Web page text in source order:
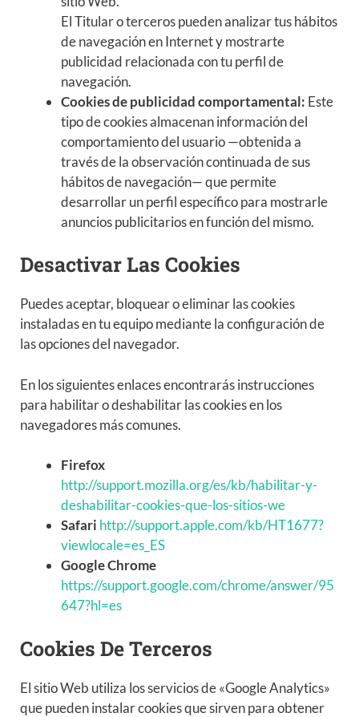
El Titular o terceros pueden analizar tus hábitos
de navegación en Internet y mostrarte
publicidad relacionada con tu perfil de
navegación.
Cookies de publicidad comportamental: Este
tipo de cookies almacenan información del
comportamiento del usuario —obtenida a
través de la observación continuada de sus
hábitos de navegación— que permite
desarrollar un perfil específico para mostrarle
anuncios publicitarios en función del mismo.
Desactivar Las Cookies
Puedes aceptar, bloquear o eliminar las cookies
instaladas en tu equipo mediante la configuración de
las opciones del navegador.
En los siguientes enlaces encontrarás instrucciones
para habilitar o deshabilitar las cookies en los
navegadores más comunes.
Firefox
http://support.mozilla.org/es/kb/habilitar-y-
deshabilitar-cookies-que-los-sitios-we
Safari http://support.apple.com/kb/HT1677?
viewlocale=es_ES
Google Chrome
https://support.google.com/chrome/answer/95
647?hl=es
Cookies De Terceros
El sitio Web utiliza los servicios de «Google Analytics»
que pueden instalar cookies que sirven para obtener